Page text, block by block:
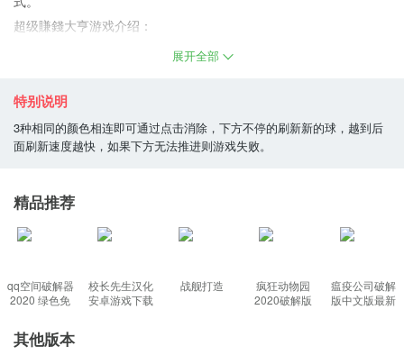
超级賺錢大亨游戏介绍：
是一个以“賺錢”为主题的消除类游戏，点击连接3个以
新，不过游戏包含3种模式，分别是任务模式，战略模式和解谜模
式。
游戏的可玩性不错，玩家可以通过游戏的三种模式来进行三种需要
会通过次数来控制硬币的增加，PUZZLE模式需要将硬币消除到底行
游戏中会不停从下方出现不同颜色的硬币，消除硬币后，在右边的
袋，游戏画面中就会出现一个钱袋，钱袋随着下降到接近底部时，
袋才能过关。
展开全部
特别说明
3种相同的颜色相连即可通过点击消除，下方不停的刷新新的球，越到后
面刷新速度越快，如果下方无法推进则游戏失败。
精品推荐
qq空间破解器
2020 绿色免
校长先生汉化
安卓游戏下载
战舰打造
疯狂动物园
2020破解版
瘟疫公司破解
版中文版最新
其他版本